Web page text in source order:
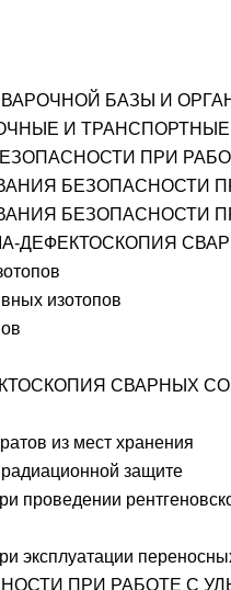
БАЗЫ И
И
ПРИ
БЕЗОПАСНОСТИ
БЕЗОПАСНОСТИ
ДЕФЕКТОСКОПИЯ
изотопов
СВАРНЫХ
из мест хранения
защите
проведении
эксплуатации
ПРИ РАБОТЕ С